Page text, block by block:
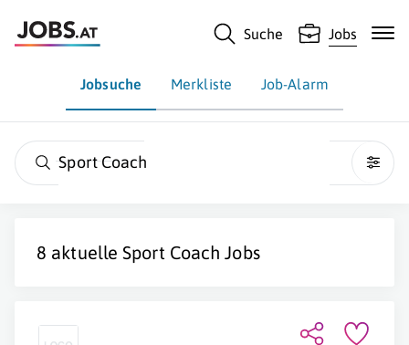
Suche Jobs
Jobsuche Merkliste Job-Alarm
Sport Coach
8 aktuelleSport Coach Jobs